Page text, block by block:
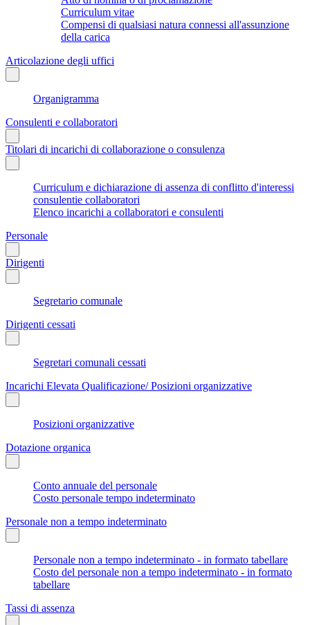
Curriculum vitae
Compensi di qualsiasi natura connessi all'assunzione
della carica
Articolazione degli uffici
Organigramma
Consulenti e collaboratori
Titolari di incarichi di collaborazione o consulenza
Curriculum e dichiarazione di assenza di conflitto d'interessi
consulentie collaboratori
Elenco incarichi a collaboratori e consulenti
Personale
Dirigenti
Segretario comunale
Dirigenti cessati
Segretari comunali cessati
Incarichi Elevata Qualificazione/ Posizioni organizzative
Posizioni organizzative
Dotazione organica
Conto annuale del personale
Costo personale tempo indeterminato
Personale non a tempo indeterminato
Personale non a tempo indeterminato - in formato tabellare
Costo del personale non a tempo indeterminato - in formato
tabellare
Tassi di assenza